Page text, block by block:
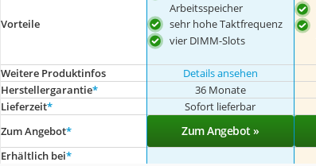
Vorteile
Arbeitsspeicher
sehr hohe Taktfrequenz
vier DIMM-Slots
Weitere Produktinfos Details ansehen
Herstellergarantie* 36 Monate
Lieferzeit* Sofort lieferbar
Zum Angebot* Zum Angebot »
Erhältlich bei*